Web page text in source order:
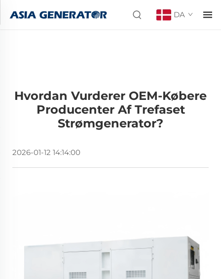
DA
Hvordan Vurderer OEM-Købere
Producenter Af Trefaset
Strømgenerator?
2026-01-12 14:14:00